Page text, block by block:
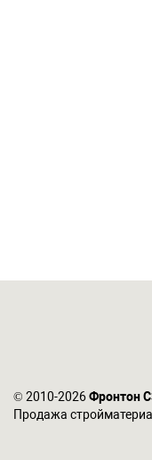
© 2010-2026Фронтон
Продажа